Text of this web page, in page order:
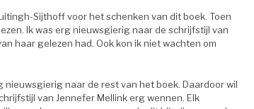
Sijthoff voor het schenken van dit boek. Toen
Ik was erg nieuwsgierig naar de schrijfstijl van
haar gelezen had. Ook kon ik niet wachten om
nieuwsgierig naar de rest van het boek. Daardoor wil
van Jennefer Mellink erg wennen. Elk